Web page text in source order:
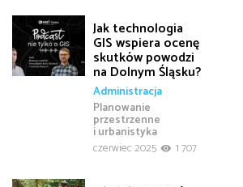
Jak technologia
GIS wspiera ocenę
skutków powodzi
na Dolnym Śląsku?
Administracja
Planowanie
przestrzenne
i urbanistyka
czerwiec 2025
1 707